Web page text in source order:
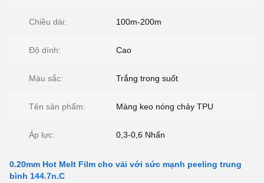
Chiều dài: 100m-200m
Độ dính: Cao
Màu sắc: Trắng trong suốt
Tên sản phẩm: Màng keo nóng chảy TPU
Áp lực: 0,3-0,6 Nhấn
0.20mm Hot Melt Film cho vải với sức mạnh peeling trung
bình 144.7n.C